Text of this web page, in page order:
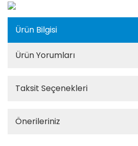
Ürün Bilgisi
Ürün Yorumları
Taksit Seçenekleri
Önerileriniz